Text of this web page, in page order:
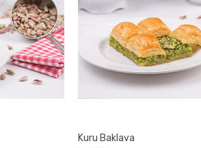
Kuru Baklava